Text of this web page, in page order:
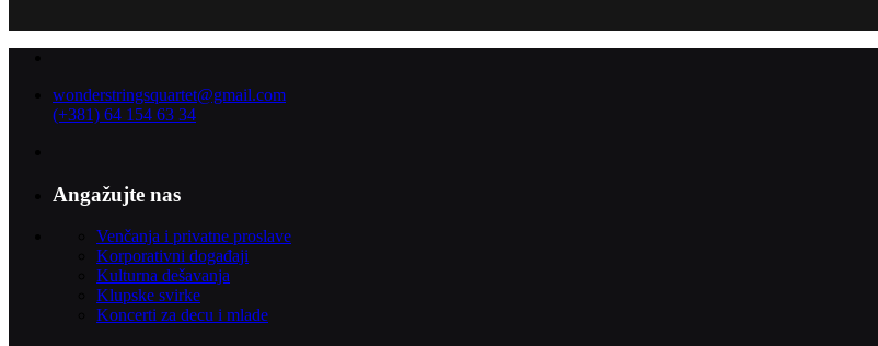
wonderstringsquartet@gmail.com
(+381) 64 154 63 34
Angažujte nas
Venčanja i privatne proslave
Korporativni događaji
Kulturna dešavanja
Klupske svirke
Koncerti za decu i mlade